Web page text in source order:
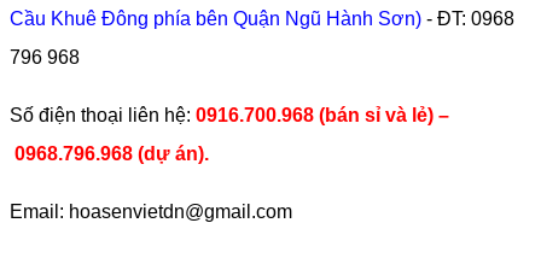
Cầu Khuê Đông phía bên Quận Ngũ Hành Sơn) - ĐT: 0968
796 968
​Số điện thoại liên hệ: 0916.700.968 (bán sỉ và lẻ) –
0968.796.968 (dự án).
Email: hoasenvietdn@gmail.com